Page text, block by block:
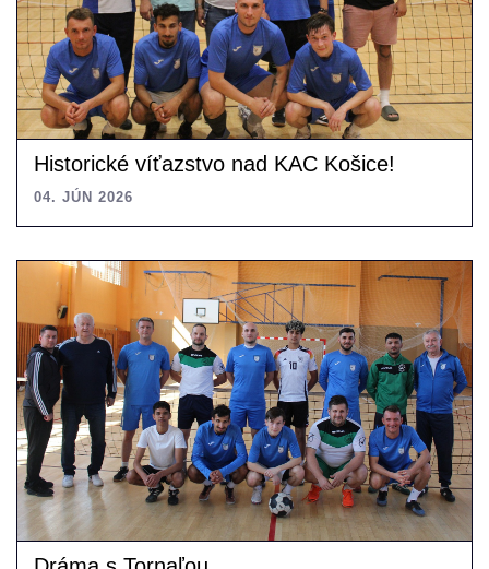
Historické víťazstvo nad KAC Košice!
04. JÚN 2026